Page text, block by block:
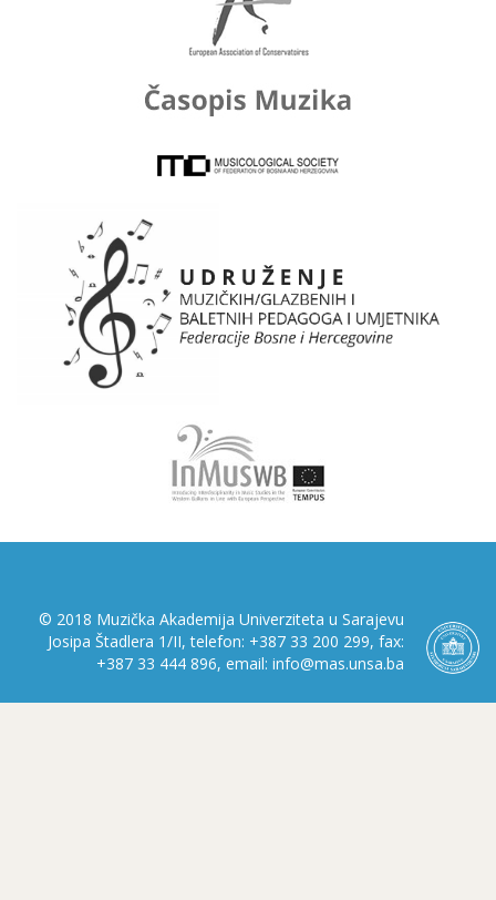
© 2018 Muzička Akademija Univerziteta u Sarajevu
Josipa Štadlera 1/II, telefon: +387 33 200 299, fax:
+387 33 444 896, email: info@mas.unsa.ba